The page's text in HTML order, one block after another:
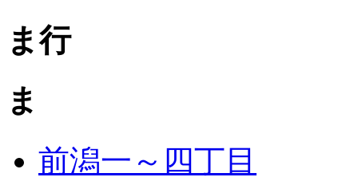
ま行
ま
前潟一～四丁目